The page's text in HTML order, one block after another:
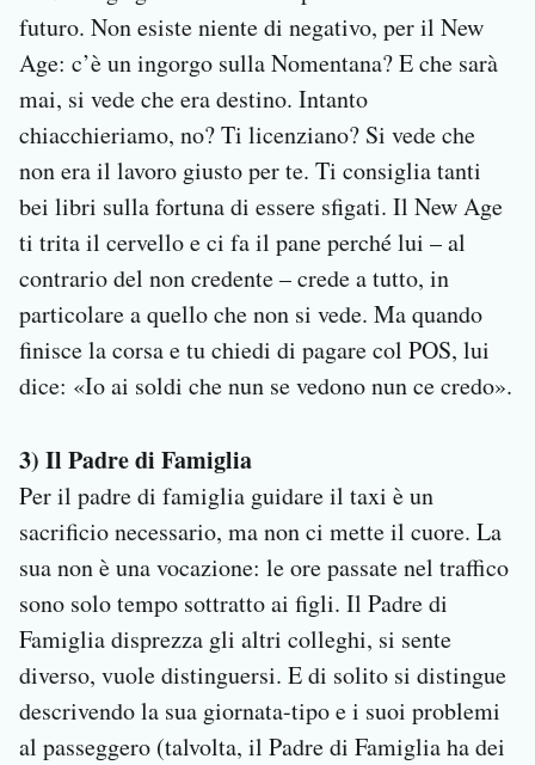
futuro. Non esiste niente di negativo, per il New
Age: c’è un ingorgo sulla Nomentana? E che sarà
mai, si vede che era destino. Intanto
chiacchieriamo, no? Ti licenziano? Si vede che
non era il lavoro giusto per te. Ti consiglia tanti
bei libri sulla fortuna di essere sfigati. Il New Age
ti trita il cervello e ci fa il pane perché lui – al
contrario del non credente – crede a tutto, in
particolare a quello che non si vede. Ma quando
finisce la corsa e tu chiedi di pagare col POS, lui
dice: «Io ai soldi che nun se vedono nun ce credo».
3) Il Padre di Famiglia
Per il padre di famiglia guidare il taxi è un
sacrificio necessario, ma non ci mette il cuore. La
sua non è una vocazione: le ore passate nel traffico
sono solo tempo sottratto ai figli. Il Padre di
Famiglia disprezza gli altri colleghi, si sente
diverso, vuole distinguersi. E di solito si distingue
descrivendo la sua giornata-tipo e i suoi problemi
al passeggero (talvolta, il Padre di Famiglia ha dei